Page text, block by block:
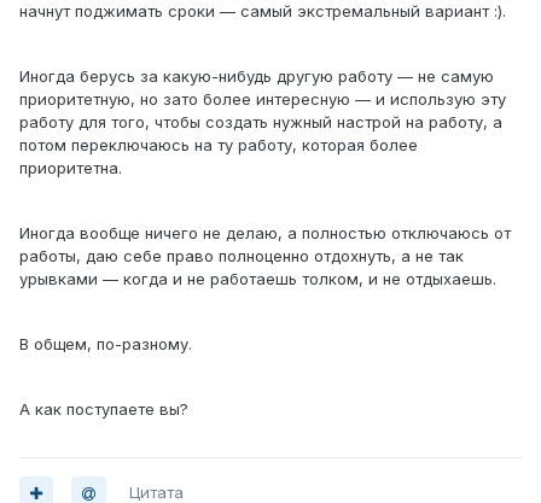
начнут поджимать сроки — самый экстремальный вариант :).
Иногда берусь за какую-нибудь другую работу — не самую
приоритетную, но зато более интересную — и использую эту
работу для того, чтобы создать нужный настрой на работу, а
потом переключаюсь на ту работу, которая более
приоритетна.
Иногда вообще ничего не делаю, а полностью отключаюсь от
работы, даю себе право полноценно отдохнуть, а не так
урывками — когда и не работаешь толком, и не отдыхаешь.
В общем, по-разному.
А как поступаете вы?
Цитата